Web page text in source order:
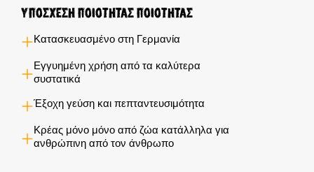
Υποσχέση ποιότητας ποιότητας
Κατασκευασμένο στη Γερμανία
Εγγυημένη χρήση από τα καλύτερα
συστατικά
Έξοχη γεύση και πεπταντευσιμότητα
Κρέας μόνο μόνο από ζώα κατάλληλα για
ανθρώπινη από τον άνθρωπο